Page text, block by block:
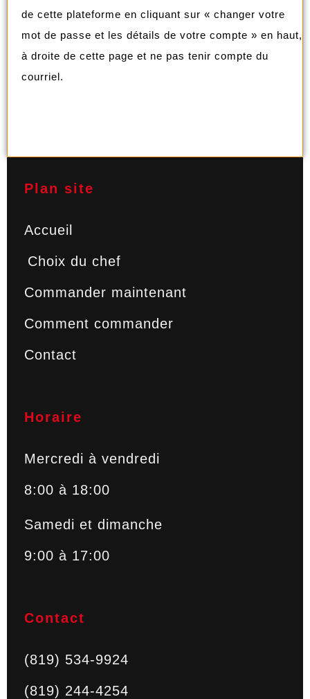
de cette plateforme en cliquant sur « changer votre
mot de passe et les détails de votre compte » en haut,
à droite de cette page et ne pas tenir compte du
courriel.
Plan site
Accueil
Choix du chef
Commander maintenant
Comment commander
Contact
Horaire
Mercredi à vendredi
8:00 à 18:00
Samedi et dimanche
9:00 à 17:00
Contact
(819) 534-9924
(819) 244-4254